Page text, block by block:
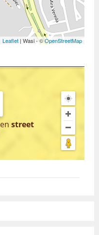
Leaflet | Wasi - ©OpenStreetMap
en street